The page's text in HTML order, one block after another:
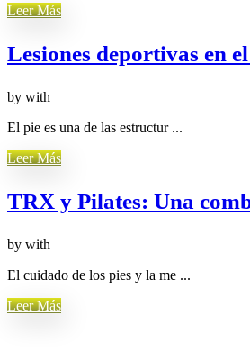
Leer Más
Lesiones deportivas en
by with
El pie es una de las estructur ...
Leer Más
TRX y Pilates: Una
by with
El cuidado de los pies y la me ...
Leer Más